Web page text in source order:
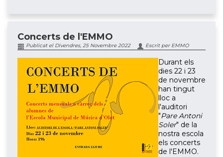
Concerts de l'EMMO
Publicat el Divendres, 25 Novembre 2022 Escrit per EMMO
Durant els
dies 22 i 23
de novembre
han tingut
lloc a
l'auditori
"Pare Antoni
Soler" de la
nostra escola
els concerts
de l'EMMO.